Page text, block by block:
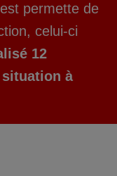
permette de
celui-ci
12
à